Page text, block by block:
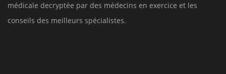
médicale decryptée par des médecins en exercice et les
conseils des meilleurs spécialistes.